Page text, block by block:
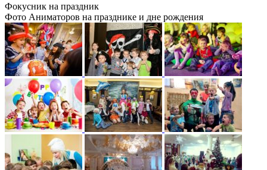
Фокусник на праздник
Фото Аниматоров на празднике и дне рождения